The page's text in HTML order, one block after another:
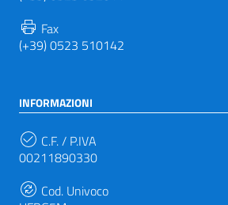
Fax
(+39) 0523 510142
INFORMAZIONI
C.F. / P.IVA
00211890330
Cod. Univoco